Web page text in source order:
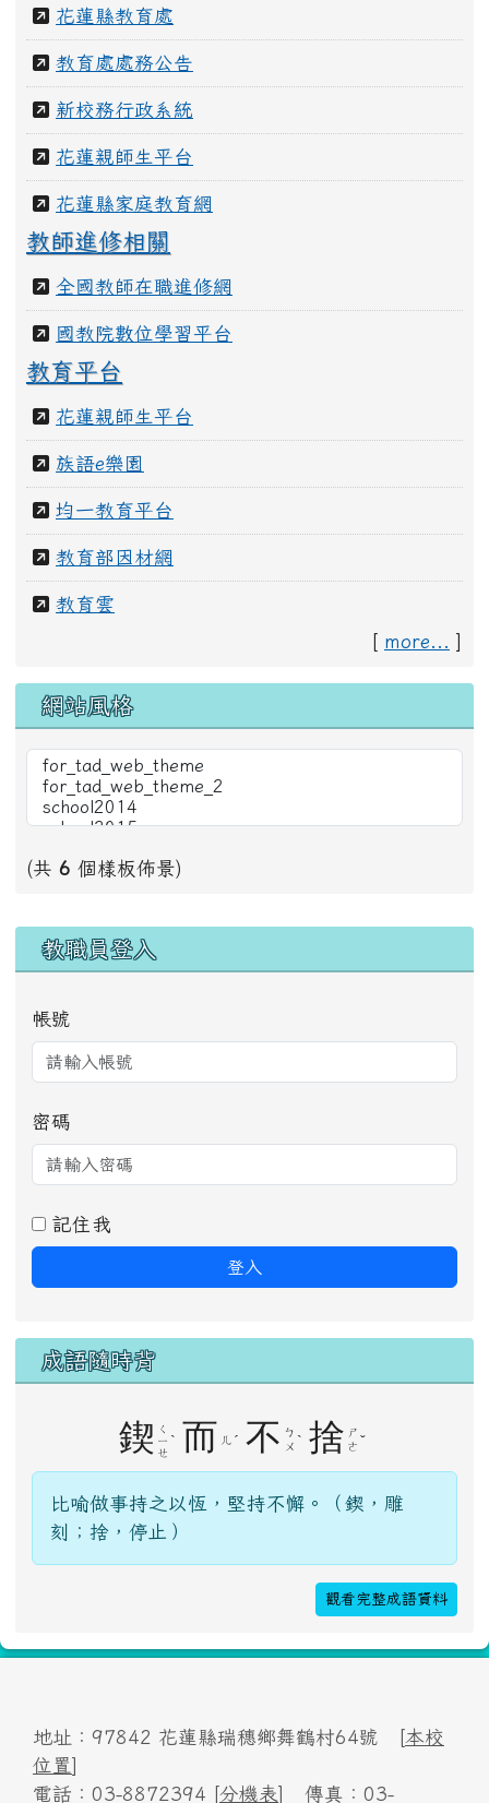
花蓮教育相關
花蓮縣教育處
教育處處務公告
新校務行政系統
花蓮親師生平台
花蓮縣家庭教育網
教師進修相關
全國教師在職進修網
國教院數位學習平台
教育平台
花蓮親師生平台
族語e樂園
均一教育平台
教育部因材網
網站風格
(共6個樣板佈景)
教職員登入
帳號
密碼
成語隨時背
鍥ㄧ
ㄝ
ˋ 而 ㄦˊ 不 ㄨˋ 捨 ㄜˇ
比喻做事持之以恆，堅持不懈。（鍥，雕
觀看完整成語資料
地址：97842 花蓮縣瑞穗鄉舞鶴村64號 [